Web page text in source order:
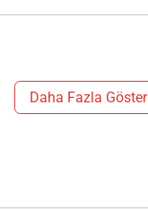
Daha Fazla Göster